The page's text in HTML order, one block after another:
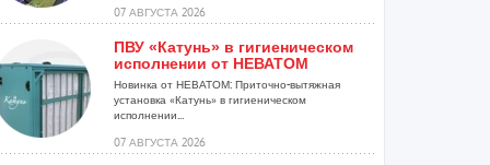
07 АВГУСТА 2026
ПВУ «Катунь» в гигиеническом
исполнении от НЕВАТОМ
Новинка от НЕВАТОМ: Приточно-вытяжная
установка «Катунь» в гигиеническом
исполнении...
07 АВГУСТА 2026